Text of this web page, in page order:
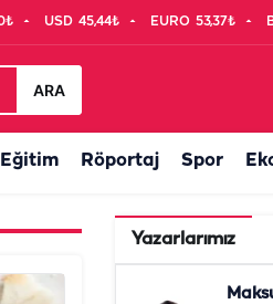
USD 45,44₺ EURO 53,37₺
ARA
Eğitim Röportaj Spor
Yazarlarımız